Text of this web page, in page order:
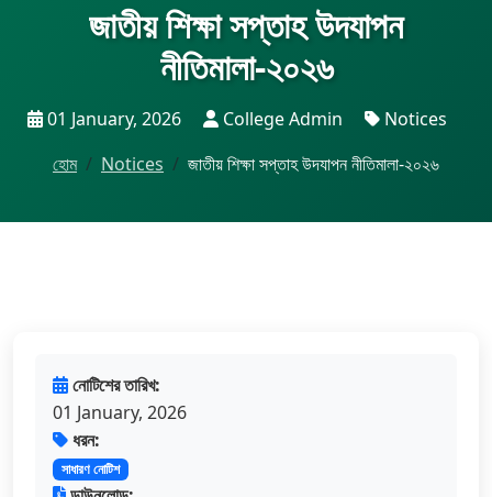
জাতীয় শিক্ষা সপ্তাহ উদযাপন
নীতিমালা-২০২৬
01 January, 2026 College Admin
Notices
হোম
Notices জাতীয় শিক্ষা সপ্তাহ উদযাপন নীতিমালা-২০২৬
নোটিশের তারিখ:
01 January, 2026
ধরন:
সাধারণ নোটিশ